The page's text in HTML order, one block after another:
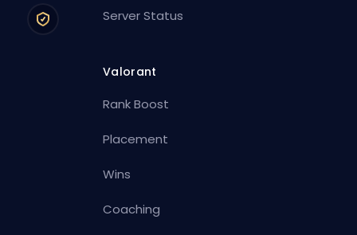
Server Status
Valorant
Rank Boost
Placement
Wins
Coaching